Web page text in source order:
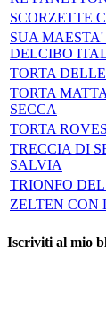
SCORZETTE
SUA
DELCIBO
TORTA
TORTA
SECCA
TORTA
TRECCIA DI
SALVIA
TRIONFO
ZELTEN CON
Iscriviti al mio